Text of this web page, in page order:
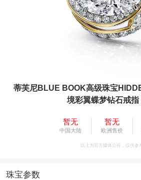
蒂芙尼BLUE BOOK高级珠宝
境彩翼蝶梦钻石戒指
暂无
中国大陆
暂无
欧洲售价
以上为官方媒体公价，仅供参
珠宝参数